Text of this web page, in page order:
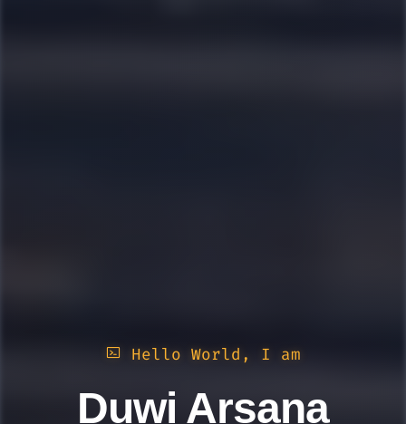
Hello World, I am
Duwi Arsana